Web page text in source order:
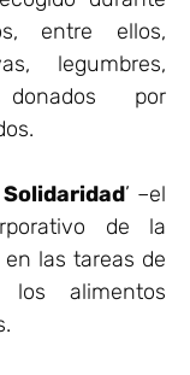
entre ellos,
legumbres,
por
Solidaridad’ –el
de la
las tareas de
alimentos